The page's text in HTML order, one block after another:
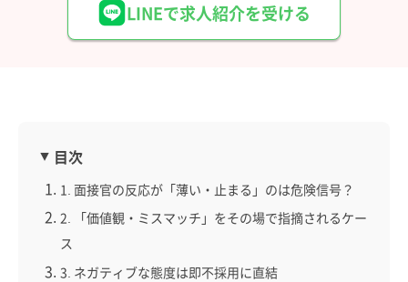
LINEで求人紹介を受ける
目次
1. 面接官の反応が「薄い・止まる」のは危険信号？
2. 「価値観・ミスマッチ」をその場で指摘されるケー
ス
3. ネガティブな態度は即不採用に直結